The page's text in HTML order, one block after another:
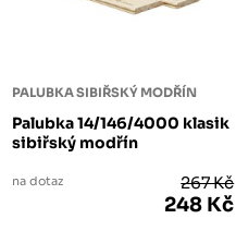
PALUBKA SIBIŘSKÝ MODŘÍN
Palubka 14/146/4000 klasik
sibiřský modřín
na dotaz 267 Kč
248 Kč